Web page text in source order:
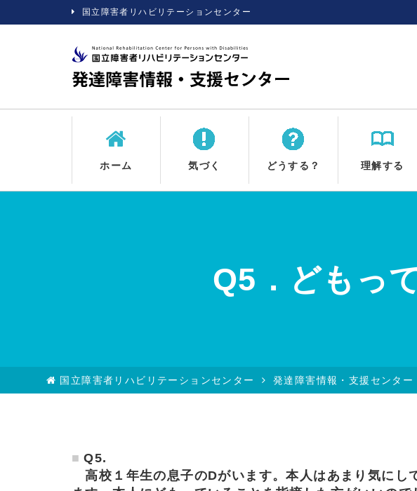
国立障害者リハビリテーションセンター
ホーム 気づく どうする？ 理解する
Q5．どもっ
国立障害者リハビリテーションセンター 発達障害情報・支援センター
Q5.
高校１年生の息子のDがいます。本人はあまり気にし